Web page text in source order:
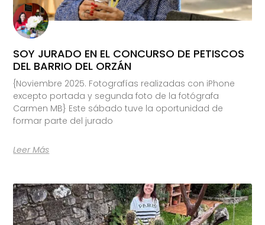
SOY JURADO EN EL CONCURSO DE PETISCOS
DEL BARRIO DEL ORZÁN
{Noviembre 2025. Fotografías realizadas con iPhone
excepto portada y segunda foto de la fotógrafa
Carmen MB} Este sábado tuve la oportunidad de
formar parte del jurado
Leer Más